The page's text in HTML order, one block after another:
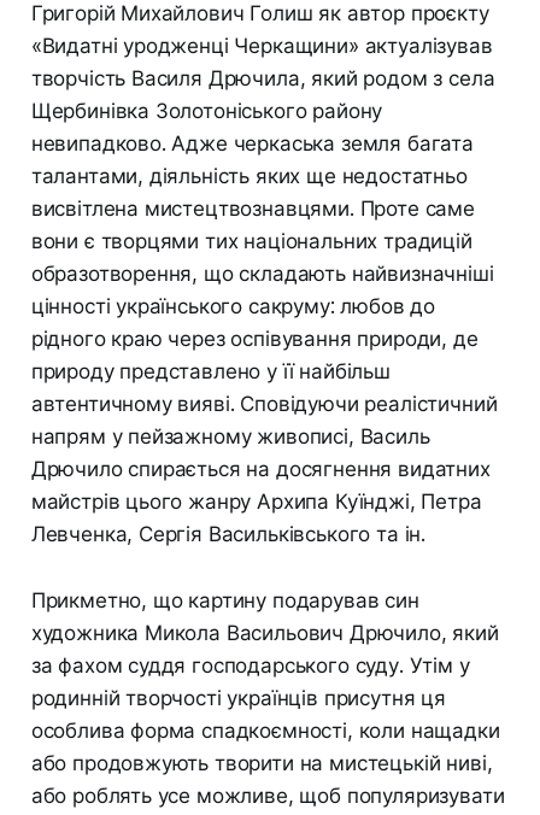
Григорій Михайлович Голиш як автор проєкту
«Видатні уродженці Черкащини» актуалізував
творчість Василя Дрючила, який родом з села
Щербинівка Золотоніського району
невипадково. Адже черкаська земля багата
талантами, діяльність яких ще недостатньо
висвітлена мистецтвознавцями. Проте саме
вони є творцями тих національних традицій
образотворення, що складають найвизначніші
цінності українського сакруму: любов до
рідного краю через оспівування природи, де
природу представлено у її найбільш
автентичному вияві. Сповідуючи реалістичний
напрям у пейзажному живописі, Василь
Дрючило спирається на досягнення видатних
майстрів цього жанру Архипа Куїнджі, Петра
Левченка, Сергія Васильківського та ін.
Прикметно, що картину подарував син
художника Микола Васильович Дрючило, який
за фахом суддя господарського суду. Утім у
родинній творчості українців присутня ця
особлива форма спадкоємності, коли нащадки
або продовжують творити на мистецькій ниві,
або роблять усе можливе, щоб популяризувати